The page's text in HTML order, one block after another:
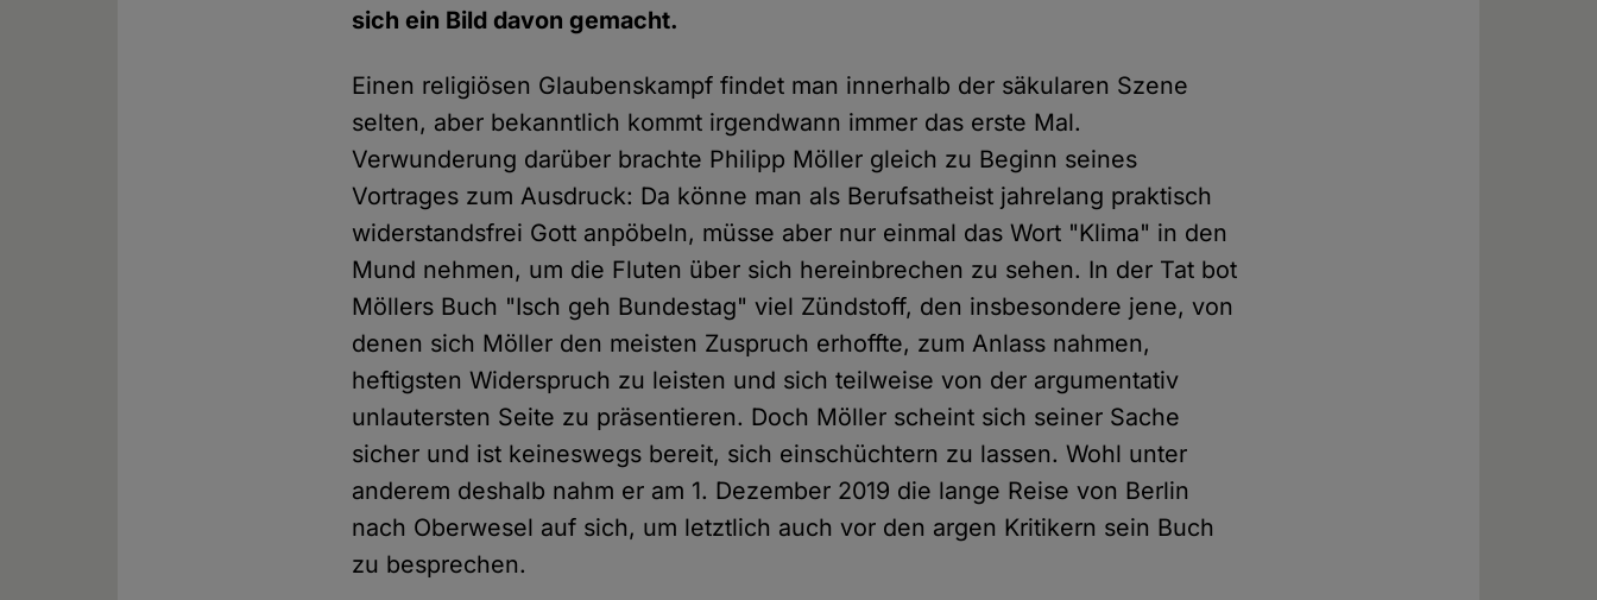
sich ein Bild davon gemacht.
Einen religiösen Glaubenskampf findet man innerhalb der säkularen Szene
selten, aber bekanntlich kommt irgendwann immer das erste Mal.
Verwunderung darüber brachte Philipp Möller gleich zu Beginn seines
Vortrages zum Ausdruck: Da könne man als Berufsatheist jahrelang praktisch
widerstandsfrei Gott anpöbeln, müsse aber nur einmal das Wort "Klima" in den
Mund nehmen, um die Fluten über sich hereinbrechen zu sehen. In der Tat bot
Möllers Buch "Isch geh Bundestag" viel Zündstoff, den insbesondere jene, von
denen sich Möller den meisten Zuspruch erhoffte, zum Anlass nahmen,
heftigsten Widerspruch zu leisten und sich teilweise von der argumentativ
unlautersten Seite zu präsentieren. Doch Möller scheint sich seiner Sache
sicher und ist keineswegs bereit, sich einschüchtern zu lassen. Wohl unter
anderem deshalb nahm er am 1. Dezember 2019 die lange Reise von Berlin
nach Oberwesel auf sich, um letztlich auch vor den argen Kritikern sein Buch
zu besprechen.